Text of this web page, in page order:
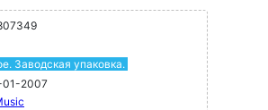
Заводская упаковка.
01-2007